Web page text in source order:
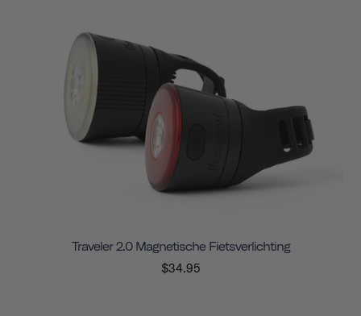
Traveler 2.0 Magnetische Fietsverlichting
$34.95